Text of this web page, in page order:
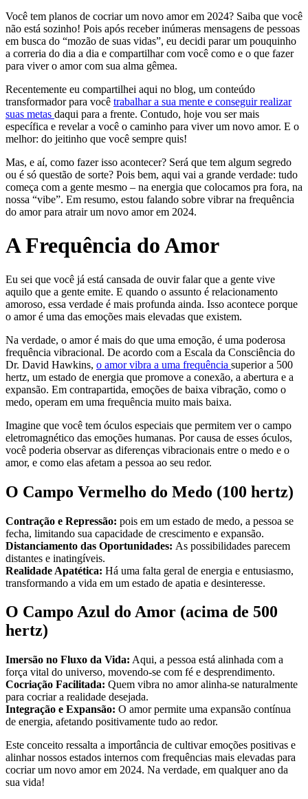
Você tem planos de cocriar um novo amor em 2024? Saiba que você
não está sozinho! Pois após receber inúmeras mensagens de pessoas
em busca do “mozão de suas vidas”, eu decidi parar um pouquinho
a correria do dia a dia e compartilhar com você como e o que fazer
para viver o amor com sua alma gêmea.
Recentemente eu compartilhei aqui no blog, um conteúdo
transformador para você trabalhar a sua mente e conseguir realizar
suas metas daqui para a frente. Contudo, hoje vou ser mais
específica e revelar a você o caminho para viver um novo amor. E o
melhor: do jeitinho que você sempre quis!
Mas, e aí, como fazer isso acontecer? Será que tem algum segredo
ou é só questão de sorte? Pois bem, aqui vai a grande verdade: tudo
começa com a gente mesmo – na energia que colocamos pra fora, na
nossa “vibe”. Em resumo, estou falando sobre vibrar na frequência
do amor para atrair um novo amor em 2024.
A Frequência do Amor
Eu sei que você já está cansada de ouvir falar que a gente vive
aquilo que a gente emite. E quando o assunto é relacionamento
amoroso, essa verdade é mais profunda ainda. Isso acontece porque
o amor é uma das emoções mais elevadas que existem.
Na verdade, o amor é mais do que uma emoção, é uma poderosa
frequência vibracional. De acordo com a Escala da Consciência do
Dr. David Hawkins, o amor vibra a uma frequência superior a 500
hertz, um estado de energia que promove a conexão, a abertura e a
expansão. Em contrapartida, emoções de baixa vibração, como o
medo, operam em uma frequência muito mais baixa.
Imagine que você tem óculos especiais que permitem ver o campo
eletromagnético das emoções humanas. Por causa de esses óculos,
você poderia observar as diferenças vibracionais entre o medo e o
amor, e como elas afetam a pessoa ao seu redor.
O Campo Vermelho do Medo (100 hertz)
Contração e Repressão: pois em um estado de medo, a pessoa se
fecha, limitando sua capacidade de crescimento e expansão.
Distanciamento das Oportunidades: As possibilidades parecem
distantes e inatingíveis.
Realidade Apatética: Há uma falta geral de energia e entusiasmo,
transformando a vida em um estado de apatia e desinteresse.
O Campo Azul do Amor (acima de 500
hertz)
Imersão no Fluxo da Vida: Aqui, a pessoa está alinhada com a
força vital do universo, movendo-se com fé e desprendimento.
Cocriação Facilitada: Quem vibra no amor alinha-se naturalmente
para cocriar a realidade desejada.
Integração e Expansão: O amor permite uma expansão contínua
de energia, afetando positivamente tudo ao redor.
Este conceito ressalta a importância de cultivar emoções positivas e
alinhar nossos estados internos com frequências mais elevadas para
cocriar um novo amor em 2024. Na verdade, em qualquer ano da
sua vida!